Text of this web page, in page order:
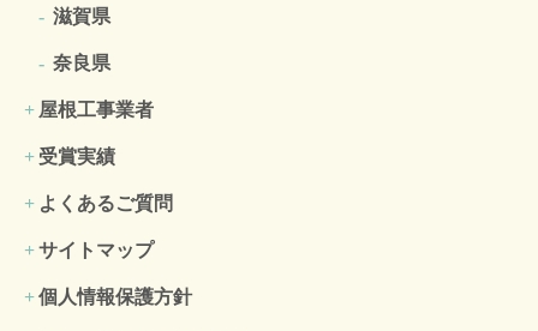
滋賀県
奈良県
屋根工事業者
受賞実績
よくあるご質問
サイトマップ
個人情報保護方針